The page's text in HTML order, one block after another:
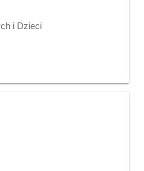
i Dzieci